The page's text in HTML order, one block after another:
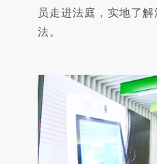
员走进法庭，实地了
法。